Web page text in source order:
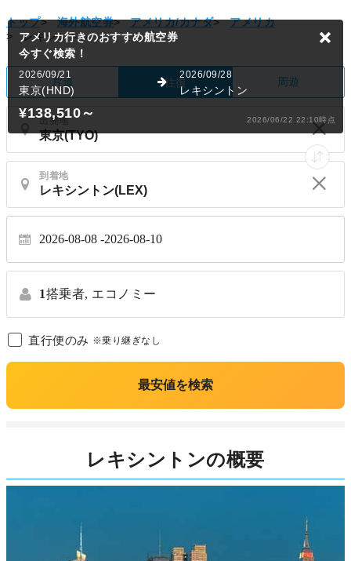
トップ> 海外航空券> アメリカ/カナダ>
アメリカ
>
レキシントン
片道 往復 周遊
出発地
到着地
2026-08-08 2026-08-10
1搭乗者, エコノミー
直行便のみ ※乗り継ぎなし
最安値を検索
アメリカ行きのおすすめ航空券
今すぐ検索！
2026/09/21
東京(HND)
2026/09/28
レキシントン
¥138,510～ 2026/06/22 22:10時点
レキシントンの概要